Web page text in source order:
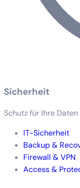
Sicherheit
Schutz für Ihre
IT-Sicherheit
Backup &
Firewall & VPN
Access &